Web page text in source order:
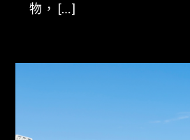
物， […]